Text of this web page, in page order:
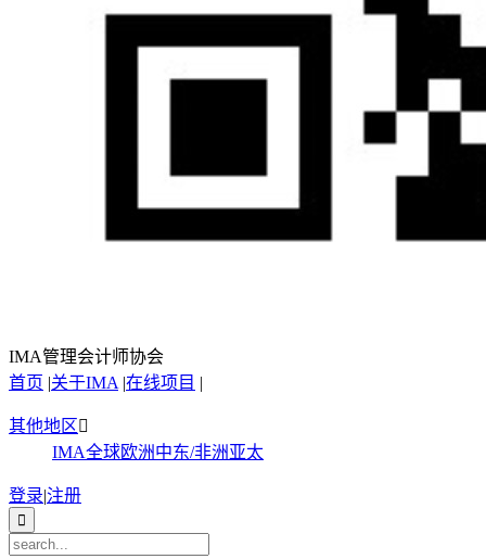
IMA管理会计师协会
首页 |关于IMA |在线项目 |
其他地区
IMA全球欧洲中东/非洲亚太
登录|注册
